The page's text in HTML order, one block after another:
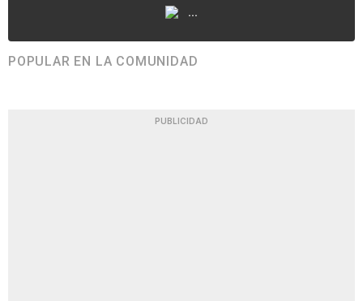
...
POPULAR EN LA COMUNIDAD
PUBLICIDAD